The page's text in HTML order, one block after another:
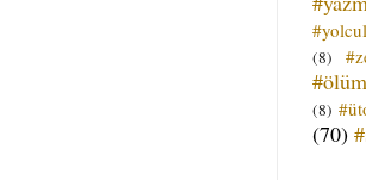
(8)
#ölüm
(8)
(70)